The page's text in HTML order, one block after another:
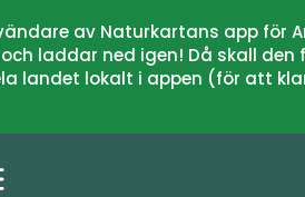
av Naturkartans app för
laddar ned igen! Då skall
landet lokalt i appen (för att